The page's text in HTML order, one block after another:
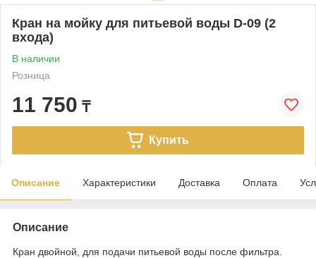
Кран на мойку для питьевой воды D-09 (2
входа)
В наличии
Розница
11 750 ₸
Купить
Описание Характеристики Доставка Оплата
Описание
Кран двойной, для подачи питьевой воды после фильтра.